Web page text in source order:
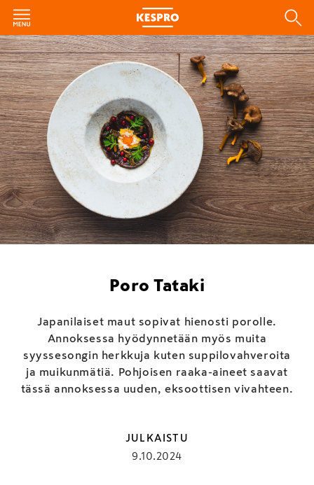
Poro Tataki
Japanilaiset maut sopivat hienosti porolle.
Annoksessa hyödynnetään myös muita
syyssesongin herkkuja kuten suppilovahveroita
ja muikunmätiä. Pohjoisen raaka-aineet saavat
tässä annoksessa uuden, eksoottisen vivahteen.
JULKAISTU
9.10.2024